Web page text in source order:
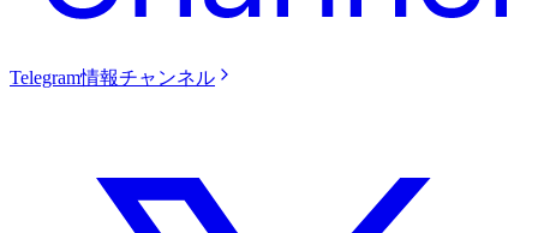
Telegram情報チャンネル